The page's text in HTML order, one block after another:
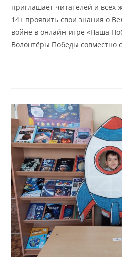
приглашает читателей и всех
14+ проявить свои знания о
войне в онлайн-игре «Наша
Волонтёры Победы совместно